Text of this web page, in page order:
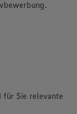
für Sie relevante